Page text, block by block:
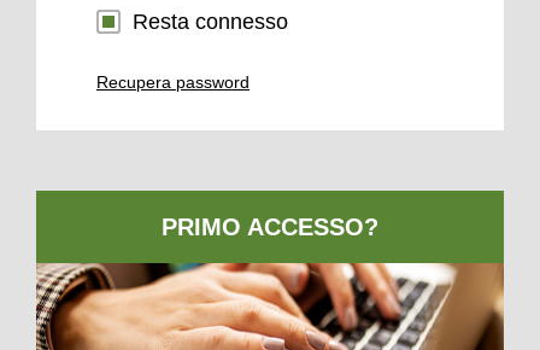
Resta connesso
Recupera password